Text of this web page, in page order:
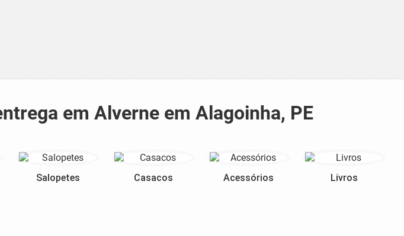
em Alverne em Alagoinha, PE
Salopetes Casacos Acessórios Livros